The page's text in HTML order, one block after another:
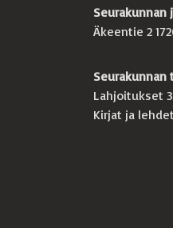
Äkeentie 2
Seurakunnan
Lahjoitukset
Kirjat ja